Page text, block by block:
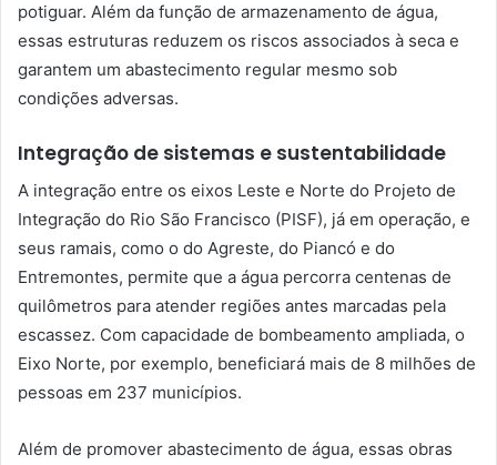
potiguar. Além da função de armazenamento de água,
essas estruturas reduzem os riscos associados à seca e
garantem um abastecimento regular mesmo sob
condições adversas.
Integração de sistemas e sustentabilidade
A integração entre os eixos Leste e Norte do Projeto de
Integração do Rio São Francisco (PISF), já em operação, e
seus ramais, como o do Agreste, do Piancó e do
Entremontes, permite que a água percorra centenas de
quilômetros para atender regiões antes marcadas pela
escassez. Com capacidade de bombeamento ampliada, o
Eixo Norte, por exemplo, beneficiará mais de 8 milhões de
pessoas em 237 municípios.
Além de promover abastecimento de água, essas obras